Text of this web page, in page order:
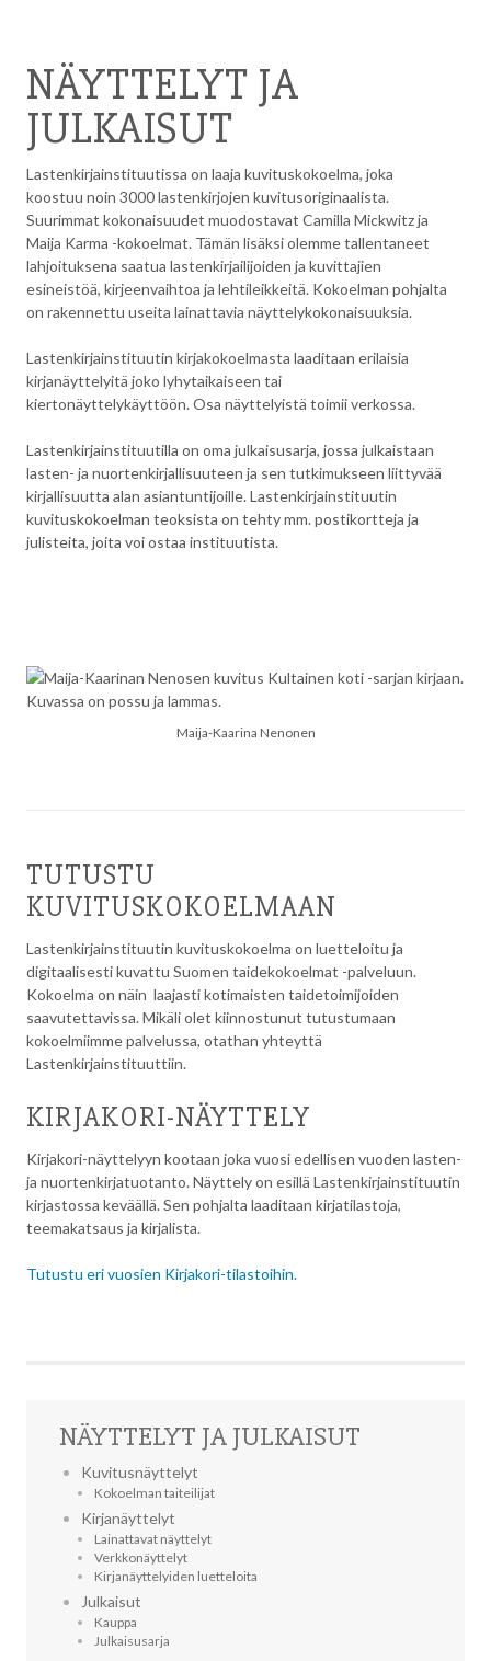
NÄYTTELYT JA
JULKAISUT
Lastenkirjainstituutissa on laaja kuvituskokoelma, joka
koostuu noin 3000 lastenkirjojen kuvitusoriginaalista.
Suurimmat kokonaisuudet muodostavat Camilla Mickwitz ja
Maija Karma -kokoelmat. Tämän lisäksi olemme tallentaneet
lahjoituksena saatua lastenkirjailijoiden ja kuvittajien
esineistöä, kirjeenvaihtoa ja lehtileikkeitä. Kokoelman pohjalta
on rakennettu useita lainattavia näyttelykokonaisuuksia.
Lastenkirjainstituutin kirjakokoelmasta laaditaan erilaisia
kirjanäyttelyitä joko lyhytaikaiseen tai
kiertonäyttelykäyttöön. Osa näyttelyistä toimii verkossa.
Lastenkirjainstituutilla on oma julkaisusarja, jossa julkaistaan
lasten- ja nuortenkirjallisuuteen ja sen tutkimukseen liittyvää
kirjallisuutta alan asiantuntijoille. Lastenkirjainstituutin
kuvituskokoelman teoksista on tehty mm. postikortteja ja
julisteita, joita voi ostaa instituutista.
Maija-Kaarina Nenonen
TUTUSTU
KUVITUSKOKOELMAAN
Lastenkirjainstituutin kuvituskokoelma on luetteloitu ja
digitaalisesti kuvattu Suomen taidekokoelmat -palveluun.
Kokoelma on näin laajasti kotimaisten taidetoimijoiden
saavutettavissa. Mikäli olet kiinnostunut tutustumaan
kokoelmiimme palvelussa, otathan yhteyttä
Lastenkirjainstituuttiin.
KIRJAKORI-NÄYTTELY
Kirjakori-näyttelyyn kootaan joka vuosi edellisen vuoden lasten-
ja nuortenkirjatuotanto. Näyttely on esillä Lastenkirjainstituutin
kirjastossa keväällä. Sen pohjalta laaditaan kirjatilastoja,
teemakatsaus ja kirjalista.
Tutustu eri vuosien Kirjakori-tilastoihin.
NÄYTTELYT JA JULKAISUT
Kuvitusnäyttelyt
Kokoelman taiteilijat
Kirjanäyttelyt
Lainattavat näyttelyt
Verkkonäyttelyt
Kirjanäyttelyiden luetteloita
Julkaisut
Kauppa
Julkaisusarja